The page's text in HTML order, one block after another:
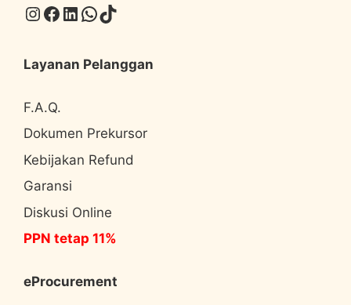
Instagram
Facebook
LinkedIn
WhatsApp
TikTok
Layanan Pelanggan
F.A.Q.
Dokumen Prekursor
Kebijakan Refund
Garansi
Diskusi Online
PPN tetap 11%
eProcurement